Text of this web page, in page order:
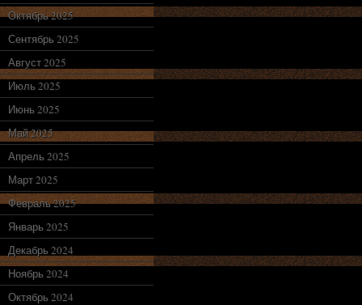
Октябрь 2025
Сентябрь 2025
Август 2025
Июль 2025
Июнь 2025
Май 2025
Апрель 2025
Март 2025
Февраль 2025
Январь 2025
Декабрь 2024
Ноябрь 2024
Октябрь 2024